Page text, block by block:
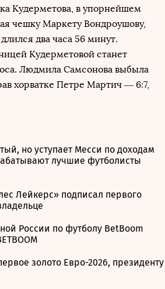
Кудерметова, в упорнейшем
чешку Маркету Вондроушову,
два часа 56 минут.
Кудерметовой станет
Людмила Самсонова выбыла
хорватке Петре Мартич — 6:7,
но уступает Месси по доходам
лучшие футболисты
Лейкерс» подписал первого
России по футболу BetBoom
золото Евро-2026, президенту